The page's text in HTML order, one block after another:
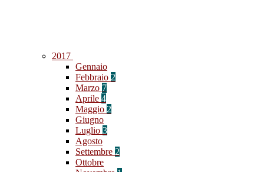
2017
Gennaio
Febbraio 2
Marzo 7
Aprile 4
Maggio 2
Giugno
Luglio 3
Agosto
Settembre 2
Ottobre